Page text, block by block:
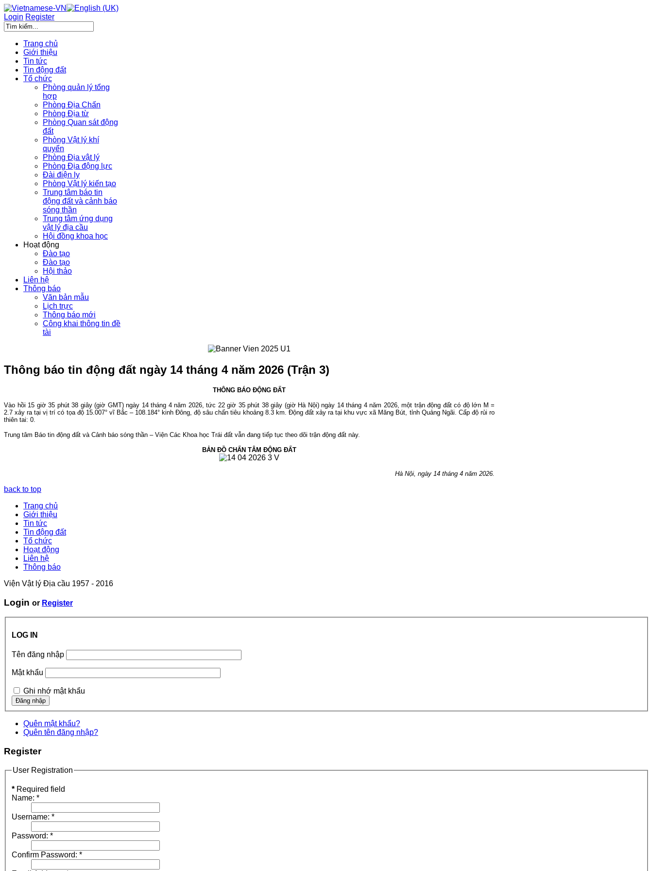
Login Register
Trang chủ
Giới thiệu
Tin tức
Tin động đất
Tổ chức
Phòng quản lý tổng
hợp
Phòng Địa Chấn
Phòng Địa từ
Phòng Quan sát động
đất
Phòng Vật lý khí
quyển
Phòng Địa vật lý
Phòng Địa động lực
Đài điện ly
Phòng Vật lý kiến tạo
Trung tâm báo tin
động đất và cảnh báo
sóng thần
Trung tâm ứng dụng
vật lý địa cầu
Hội đồng khoa học
Hoạt động
Đào tạo
Đào tạo
Hội thảo
Liên hệ
Thông báo
Văn bản mẫu
Lịch trực
Thông báo mới
Công khai thông tin đề
tài
Thông báo tin động đất ngày 14 tháng 4 năm 2026 (Trận 3)
THÔNG BÁO ĐỘNG ĐẤT
Vào hồi 15 giờ 35 phút 38 giây (giờ GMT) ngày 14 tháng 4 năm 2026, tức 22 giờ 35 phút 38 giây (giờ Hà Nội) ngày 14 tháng 4 năm 2026, một trận động đất có độ lớn M =
2.7 xảy ra tại vị trí có tọa độ 15.007° vĩ Bắc – 108.184° kinh Đông, độ sâu chấn tiêu khoảng 8.3 km. Động đất xảy ra tại khu vực xã Măng Bút, tỉnh Quảng Ngãi. Cấp độ rủi ro
thiên tai: 0.
Trung tâm Báo tin động đất và Cảnh báo sóng thần – Viện Các Khoa học Trái đất vẫn đang tiếp tục theo dõi trận động đất này.
BẢN ĐỒ CHẤN TÂM ĐỘNG ĐẤT
Hà Nội, ngày 14 tháng 4 năm 2026.
back to top
Trang chủ
Giới thiệu
Tin tức
Tin động đất
Tổ chức
Hoạt động
Liên hệ
Thông báo
Viện Vật lý Địa cầu 1957 - 2016
Login or Register
LOG IN
Tên đăng nhập
Mật khẩu
Ghi nhớ mật khẩu
Quên mật khẩu?
Quên tên đăng nhập?
Register
User Registration
* Required field
Name: *
Username: *
Password: *
Confirm Password: *